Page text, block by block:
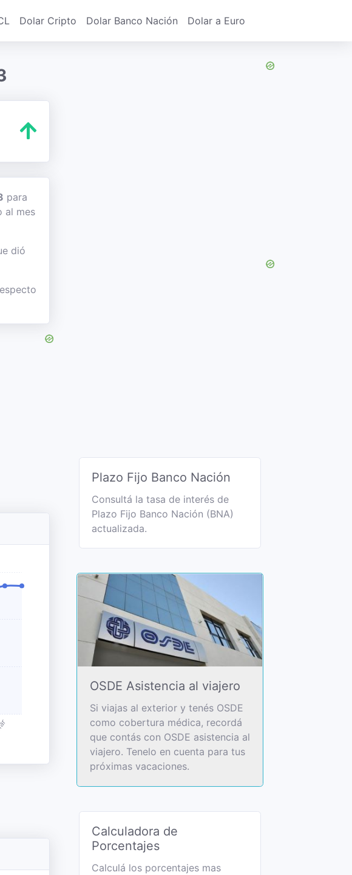
Dolar Cripto Dolar Banco Nación Dolar a Euro
para
al mes
dió
Plazo Fijo Banco Nación
Consultá la tasa de interés de
Plazo Fijo Banco Nación (BNA)
actualizada.
OSDE Asistencia al viajero
Si viajas al exterior y tenés OSDE
como cobertura médica, recordá
que contás con OSDE asistencia al
viajero. Tenelo en cuenta para tus
próximas vacaciones.
Calculadora de
Porcentajes
Calculá los porcentajes mas